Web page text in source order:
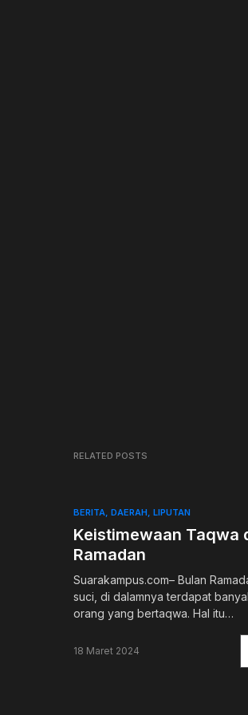
RELATED POSTS
BERITA DAERAH LIPUTAN
Keistimewaan Taqwa
Ramadan
Suarakampus.com– Bulan
suci, di dalamnya terdapat
orang yang bertaqwa. Hal itu…
18 Maret 2024